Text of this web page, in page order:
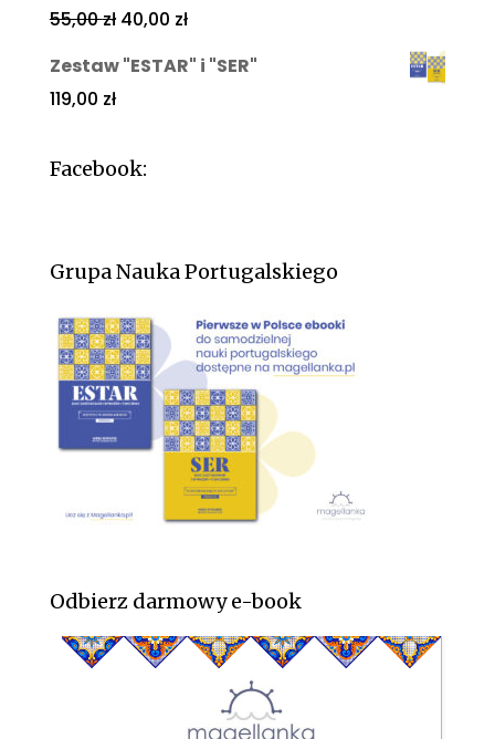
55,00zł 40,00 zł
Zestaw "ESTAR" i "SER"
119,00 zł
Facebook:
Grupa Nauka Portugalskiego
Odbierz darmowy e-book